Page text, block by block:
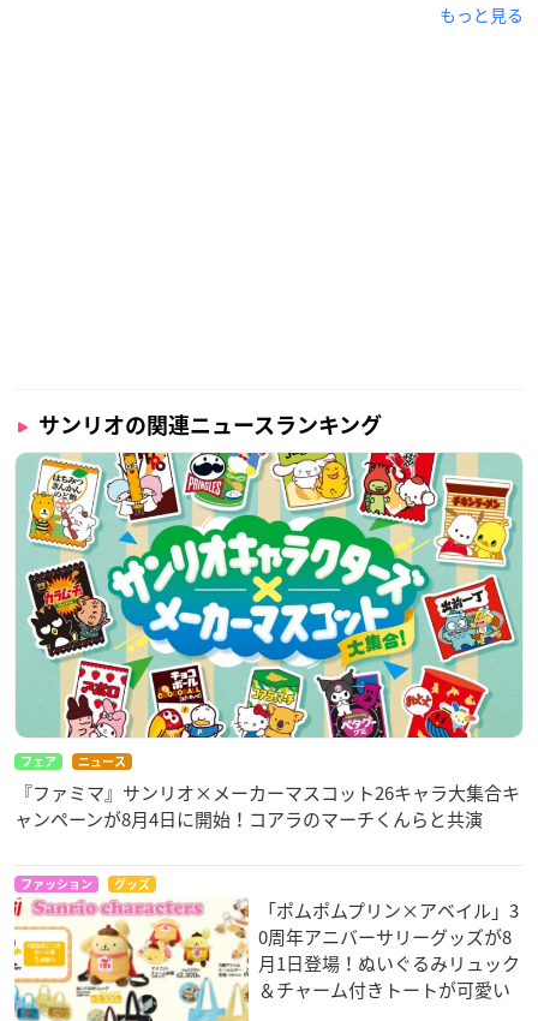
もっと見る
サンリオの関連ニュースランキング
フェア ニュース
『ファミマ』サンリオ×メーカーマスコット26キャラ大集合キ
ャンペーンが8月4日に開始！コアラのマーチくんらと共演
ファッション グッズ
「ポムポムプリン×アベイル」3
0周年アニバーサリーグッズが8
月1日登場！ぬいぐるみリュック
＆チャーム付きトートが可愛い